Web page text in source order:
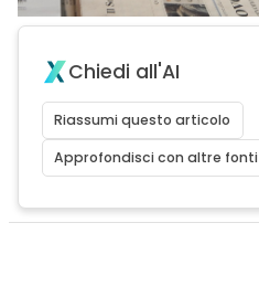
Chiedi all'AI
Riassumi questo articolo
Approfondisci con altre fonti